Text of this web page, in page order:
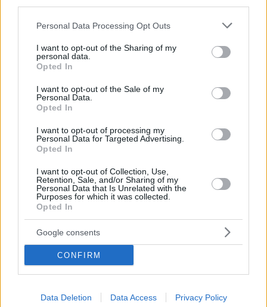
Please note that this website/app uses one or more Google
not limited to your visit or usage behaviour. You may click to
grant or deny consent to Google and its third-party tags to
use your data for below specified purposes in below Google
consent section.
Personal Data Processing Opt Outs
I want to opt-out of the Sharing of my
personal data.
Opted In
I want to opt-out of the Sale of my
Personal Data.
Opted In
I want to opt-out of processing my
Personal Data for Targeted Advertising.
Opted In
I want to opt-out of Collection, Use,
Retention, Sale, and/or Sharing of my
Personal Data that Is Unrelated with the
Purposes for which it was collected.
Opted In
Google consents
CONFIRM
Data Deletion Data Access Privacy Policy
russische Mere nur verkaufte Waren bezahlen möchte, sie
transportieren und die unverkaufte Menge nehmen In Ungarn
Modelle gewöhnt sind, bei denen sie ihre Waren nur zu
Logistikzentren bringen müssen.
Die russische Discountkette MERE. Foto: mere.ws
Trotz Warnungen der ungarischen Teams und Vorschlägen,
das Geschäftsmodell an Ungarn anzupassen, scheint sich das
Markteintritt zu engagieren Aufgrund dieser Spannungen